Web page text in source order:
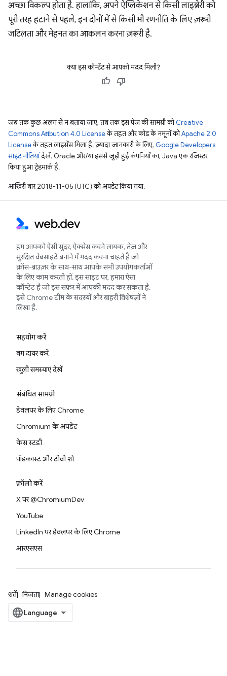
अच्छा विकल्प होता है. हालांकि, अपने ऐप्लिकेशन से किसी लाइब्रेरी को
पूरी तरह हटाने से पहले, इन दोनों में से किसी भी रणनीति के लिए ज़रूरी
जटिलता और मेहनत का आकलन करना ज़रूरी है.
क्या इस कॉन्टेंट से आपको मदद मिली?
जब तक कुछ अलग से न बताया जाए, तब तक इस पेज की सामग्री कोCreative
Commons Attribution 4.0 Licenseके तहत और कोड के नमूनों कोApache 2.0
Licenseके तहत लाइसेंस मिला है. ज़्यादा जानकारी के लिए, Google Developers
साइट नीतियांदेखें. Oracle और/या इससे जुड़ी हुई कंपनियों का, Java एक रजिस्टर
किया हुआ ट्रेडमार्क है.
आखिरी बार 2018-11-05 (UTC) को अपडेट किया गया.
हम आपको ऐसी सुंदर, ऐक्सेस करने लायक, तेज़ और
सुरक्षित वेबसाइटें बनाने में मदद करना चाहते हैं जो
क्रॉस-ब्राउज़र के साथ-साथ आपके सभी उपयोगकर्ताओं
के लिए काम करती हों. इस साइट पर, हमारा ऐसा
कॉन्टेंट है जो इस सफ़र में आपकी मदद कर सकता है.
इसे Chrome टीम के सदस्यों और बाहरी विशेषज्ञों ने
लिखा है.
सहयोग करें
बग दायर करें
खुली समस्याएं देखें
संबंधित सामग्री
डेवलपर के लिए Chrome
Chromium के अपडेट
केस स्टडी
पॉडकास्ट और टीवी शो
फ़ॉलो करें
X पर @ChromiumDev
YouTube
LinkedIn पर डेवलपर के लिए Chrome
आरएसएस
शर्तें निजता Manage cookies